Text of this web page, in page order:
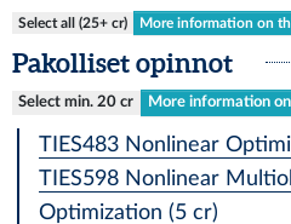
Select all (25+ cr) More information on
Pakolliset opinnot
Select min. 20 cr More information
TIES483 Nonlinear
TIES598 Nonlinear
Optimization (5 cr)